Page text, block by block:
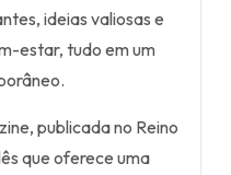
ideias valiosas e
estar, tudo em um
publicada no Reino
que oferece uma